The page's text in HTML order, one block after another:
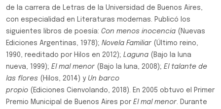
de la carrera de Letras de la Universidad de Buenos Aires,
con especialidad en Literaturas modernas. Publicó los
siguientes libros de poesía: Con menos inocencia (Nuevas
Ediciones Argentinas, 1978); Novela Familiar (Último reino,
1990, reeditado por Hilos en 2012); Laguna (Bajo la luna
nueva, 1999); El mal menor (Bajo la luna, 2008); El talante de
las flores (Hilos, 2014) y Un barco
propio (Ediciones Cienvolando, 2018). En 2005 obtuvo el Primer
Premio Municipal de Buenos Aires por El mal menor. Durante